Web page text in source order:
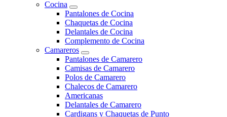
Cocina
Pantalones de Cocina
Chaquetas de Cocina
Delantales de Cocina
Complemento de Cocina
Camareros
Pantalones de Camarero
Camisas de Camarero
Polos de Camarero
Chalecos de Camarero
Americanas
Delantales de Camarero
Cardigans y Chaquetas de Punto